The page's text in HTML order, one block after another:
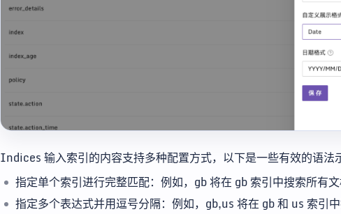
Indices 输入索引的内容支持多种配置方式，以下是一些有效的语法
指定单个索引进行完整匹配：例如，gb 将在 gb 索引中搜索所有文
指定多个表达式并用逗号分隔：例如，gb,us 将在 gb 和 us 索引中